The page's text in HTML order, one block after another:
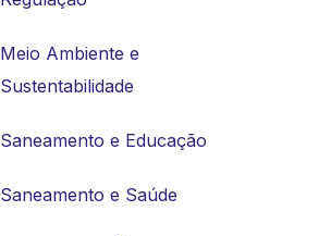
Meio Ambiente e
Sustentabilidade
Saneamento e Educação
Saneamento e Saúde